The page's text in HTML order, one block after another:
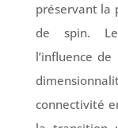
préservant la
de spin.
l’influence
connectivité